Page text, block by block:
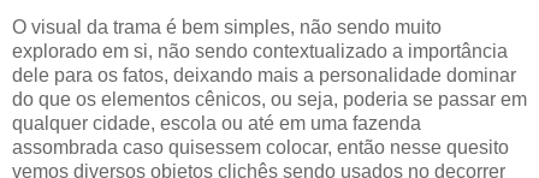
O visual da trama é bem simples, não sendo muito
explorado em si, não sendo contextualizado a importância
dele para os fatos, deixando mais a personalidade dominar
do que os elementos cênicos, ou seja, poderia se passar em
qualquer cidade, escola ou até em uma fazenda
assombrada caso quisessem colocar, então nesse quesito
vemos diversos objetos clichês sendo usados no decorrer